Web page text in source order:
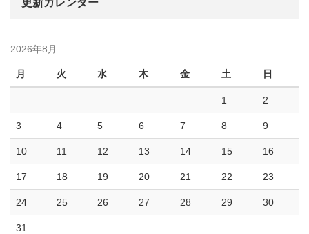
2026年8月
月 火 水 木 金 土 日
1 2
3 4 5 6 7 8 9
10 11 12 13 14 15 16
17 18 19 20 21 22 23
24 25 26 27 28 29 30
31